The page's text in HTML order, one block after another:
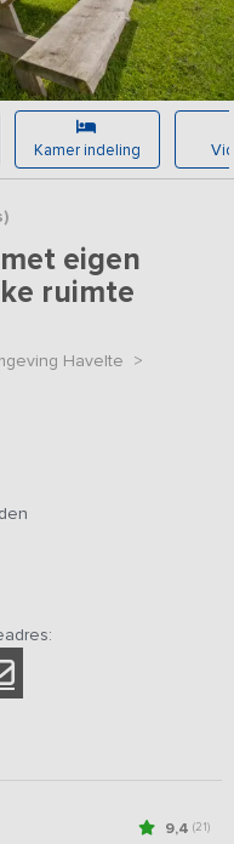
Kamer indeling
)
eigen
ruimte
Havelte >
9,4 (21)